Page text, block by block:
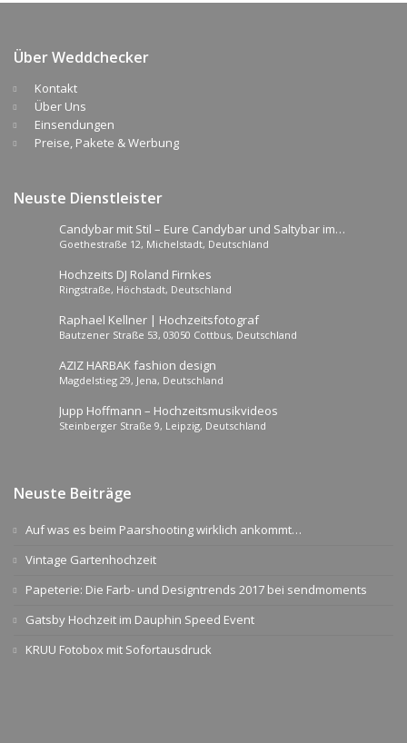
Über Weddchecker
Kontakt
Über Uns
Einsendungen
Preise, Pakete & Werbung
Neuste Dienstleister
Candybar mit Stil – Eure Candybar und Saltybar im
Odenwald
Goethestraße 12, Michelstadt, Deutschland
Hochzeits DJ Roland Firnkes
Ringstraße, Höchstadt, Deutschland
Raphael Kellner | Hochzeitsfotograf
Bautzener Straße 53, 03050 Cottbus, Deutschland
AZIZ HARBAK fashion design
Magdelstieg 29, Jena, Deutschland
Jupp Hoffmann – Hochzeitsmusikvideos
Steinberger Straße 9, Leipzig, Deutschland
Neuste Beiträge
Auf was es beim Paarshooting wirklich ankommt…
Vintage Gartenhochzeit
Papeterie: Die Farb- und Designtrends 2017 bei sendmoments
Gatsby Hochzeit im Dauphin Speed Event
KRUU Fotobox mit Sofortausdruck